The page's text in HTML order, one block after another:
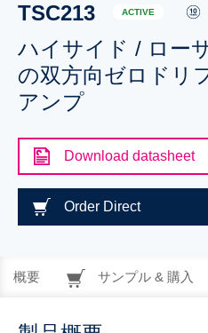
Pleaselog in to show your
TSC213 ACTIVE
ハイサイド / ロー
の双方向ゼロドリ
アンプ
Download datasheet
Order Direct
概要 サンプル & 購入